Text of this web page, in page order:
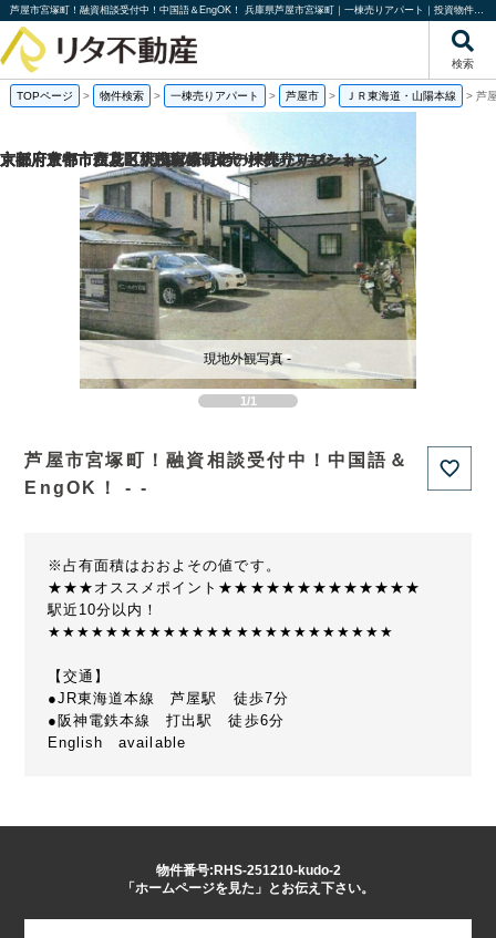
芦屋市宮塚町！融資相談受付中！中国語＆EngOK！ 兵庫県芦屋市宮塚町｜一棟売りアパート｜投資物件や収益物件｜株式会社リタ不動産
検索
TOPページ > 物件検索 > 一棟売りアパート > 芦屋市 > ＪＲ東海道・山陽本線 > 芦
1/1
現地外観写真 -
芦屋市宮塚町！融資相談受付中！中国語＆
EngOK！ - -
※占有面積はおおよその値です。
★★★オススメポイント★★★★★★★★★★★★★
駅近10分以内！
★★★★★★★★★★★★★★★★★★★★★★★★
【交通】
●JR東海道本線 芦屋駅 徒歩7分
●阪神電鉄本線 打出駅 徒歩6分
English available
物件番号:RHS-251210-kudo-2
「ホームページを見た」とお伝え下さい。
京都府京都市伏見区桃山町泰長老の一棟売りマンション
京都府京都市西京区大枝塚原町の一棟売りマンション
京都府京都市左京区下鴨宮崎町の一棟売りアパート
大阪府豊中市立花町1丁目の一棟売りマンション